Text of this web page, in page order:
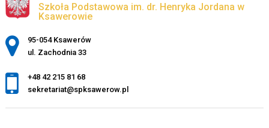
Szkoła Podstawowa im. dr. Henryka Jordana w
Ksawerowie
Adres pocztowy:
95-054 Ksawerów
ul. Zachodnia 33
+48 42 215 81 68
sekretariat@spksawerow.pl